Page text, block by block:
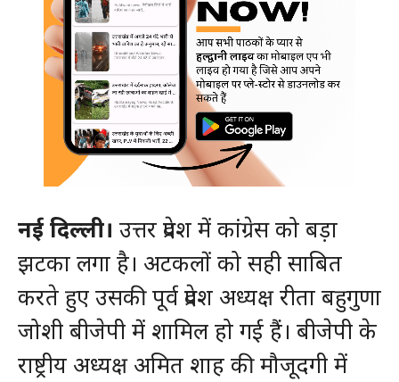
नई दिल्ली। उत्तर प्रदेश में कांग्रेस को बड़ा
झटका लगा है। अटकलों को सही साबित
करते हुए उसकी पूर्व प्रदेश अध्यक्ष रीता बहुगुणा
जोशी बीजेपी में शामिल हो गई हैं। बीजेपी के
राष्ट्रीय अध्यक्ष अमित शाह की मौजूदगी में